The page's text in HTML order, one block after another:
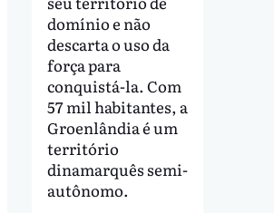
domínio e não
descarta o uso da
força para
conquistá-la. Com
57 mil habitantes, a
Groenlândia é um
território
dinamarquês semi-
autônomo.